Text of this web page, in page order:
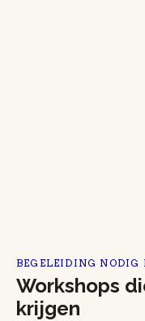
BEGELEIDING NODIG
Workshops
krijgen